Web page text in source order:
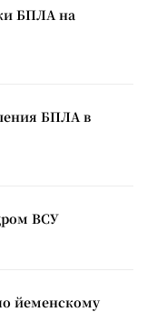
БПЛА на
БПЛА в
ВСУ
йеменскому